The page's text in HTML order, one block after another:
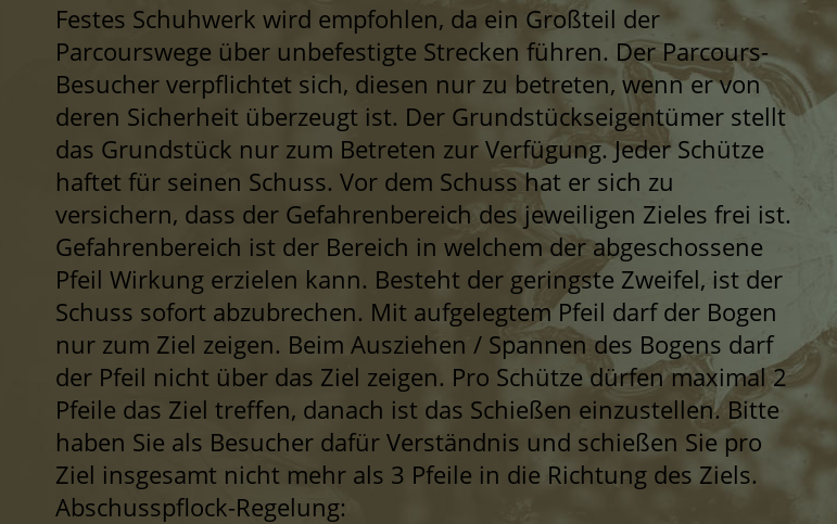
Festes Schuhwerk wird empfohlen, da ein Großteil der
Parcourswege über unbefestigte Strecken führen. Der Parcours-
Besucher verpflichtet sich, diesen nur zu betreten, wenn er von
deren Sicherheit überzeugt ist. Der Grundstückseigentümer stellt
das Grundstück nur zum Betreten zur Verfügung. Jeder Schütze
haftet für seinen Schuss. Vor dem Schuss hat er sich zu
versichern, dass der Gefahrenbereich des jeweiligen Zieles frei ist.
Gefahrenbereich ist der Bereich in welchem der abgeschossene
Pfeil Wirkung erzielen kann. Besteht der geringste Zweifel, ist der
Schuss sofort abzubrechen. Mit aufgelegtem Pfeil darf der Bogen
nur zum Ziel zeigen. Beim Ausziehen / Spannen des Bogens darf
der Pfeil nicht über das Ziel zeigen. Pro Schütze dürfen maximal 2
Pfeile das Ziel treffen, danach ist das Schießen einzustellen. Bitte
haben Sie als Besucher dafür Verständnis und schießen Sie pro
Ziel insgesamt nicht mehr als 3 Pfeile in die Richtung des Ziels.
Abschusspflock-Regelung: